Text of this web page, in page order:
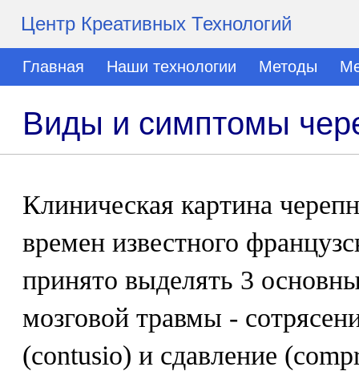
Центр Креативных Технологий
Главная Наши технологии Методы
Виды и симптомы
Клиническая картина
времен известного
принято выделять 3
мозговой травмы -
(contusio) и сдавление